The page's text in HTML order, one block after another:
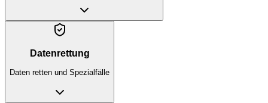
Datenrettung
Daten retten und Spezialfälle